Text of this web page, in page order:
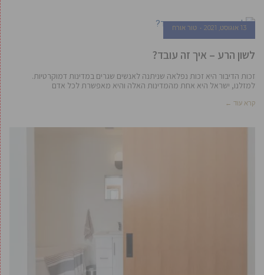
13 אוגוסט, 2021 טור אורח
לשון הרע – איך זה עובד?
זכות הדיבור היא זכות נפלאה שניתנה לאנשים שגרים במדינות דמוקרטיות.
למזלנו, ישראל היא אחת מהמדינות האלה והיא מאפשרת לכל אדם
קרא עוד ←